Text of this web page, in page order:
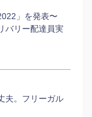
」を発表〜
バリー配達員実
夫。フリーガル